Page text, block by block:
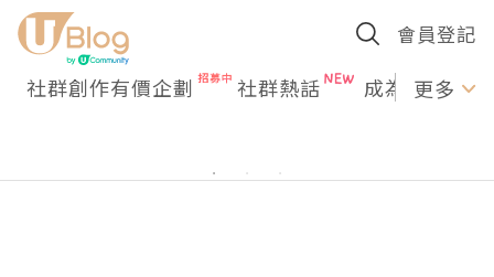
會員登記
社群創作有價企劃 社群熱話 成為U更多